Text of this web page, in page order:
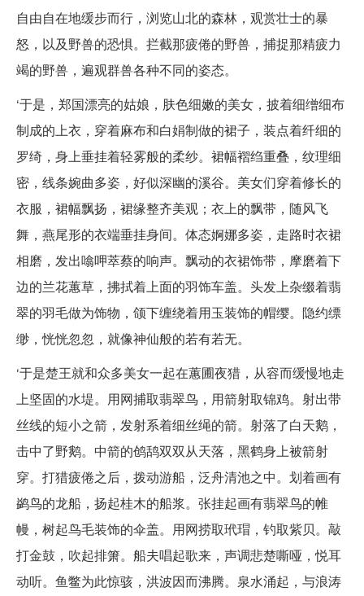
自由自在地缓步而行，浏览山北的森林，观赏壮士的暴
怒，以及野兽的恐惧。拦截那疲倦的野兽，捕捉那精疲力
竭的野兽，遍观群兽各种不同的姿态。
‘于是，郑国漂亮的姑娘，肤色细嫩的美女，披着细缯细布
制成的上衣，穿着麻布和白娟制做的裙子，装点着纤细的
罗绮，身上垂挂着轻雾般的柔纱。裙幅褶绉重叠，纹理细
密，线条婉曲多姿，好似深幽的溪谷。美女们穿着修长的
衣服，裙幅飘扬，裙缘整齐美观；衣上的飘带，随风飞
舞，燕尾形的衣端垂挂身间。体态婀娜多姿，走路时衣裙
相磨，发出噏呷萃蔡的响声。飘动的衣裙饰带，摩磨着下
边的兰花蕙草，拂拭着上面的羽饰车盖。头发上杂缀着翡
翠的羽毛做为饰物，颌下缠绕着用玉装饰的帽缨。隐约缥
缈，恍恍忽忽，就像神仙般的若有若无。
‘于是楚王就和众多美女一起在蕙圃夜猎，从容而缓慢地走
上坚固的水堤。用网捕取翡翠鸟，用箭射取锦鸡。射出带
丝线的短小之箭，发射系着细丝绳的箭。射落了白天鹅，
击中了野鹅。中箭的鸧鸹双双从天落，黑鹤身上被箭射
穿。打猎疲倦之后，拨动游船，泛舟清池之中。划着画有
鹢鸟的龙船，扬起桂木的船浆。张挂起画有翡翠鸟的帷
幔，树起鸟毛装饰的伞盖。用网捞取玳瑁，钓取紫贝。敲
打金鼓，吹起排箫。船夫唱起歌来，声调悲楚嘶哑，悦耳
动听。鱼鳖为此惊骇，洪波因而沸腾。泉水涌起，与浪涛